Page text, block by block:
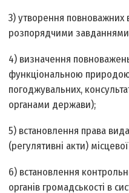
3) утворення повноважних
розпорядчими
4) визначення
функціональною
погоджувальних,
органами держави);
5) встановлення права
(регулятивні акти)
6) встановлення
органів громадськості в